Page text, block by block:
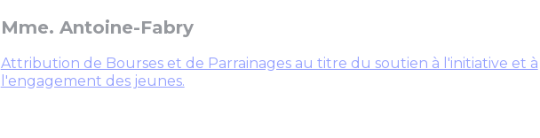
Mme. Antoine-Fabry
Attribution de Bourses et de Parrainages au titre du soutien à l'initiative et à
l'engagement des jeunes.